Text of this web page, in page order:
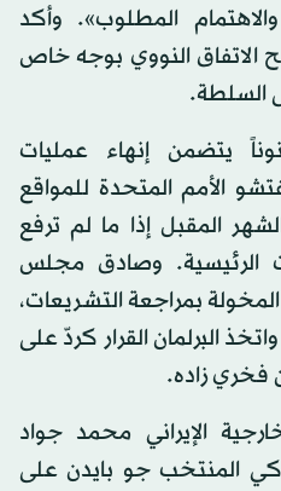
المطلوب». وأكد
الاتفاق النووي بوجه خاص
السلطة.
يتضمن إنهاء عمليات
الأمم المتحدة للمواقع
الشهر المقبل إذا ما لم ترفع
الرئيسية. وصادق مجلس
بمراجعة التشريعات،
البرلمان القرار كردّ على
فخري زاده.
الإيراني محمد جواد
المنتخب جو بايدن على